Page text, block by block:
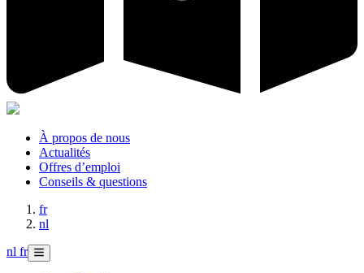
À propos de nous
Actualités
Offres d’emploi
Conseils & questions
fr
nl
nl fr